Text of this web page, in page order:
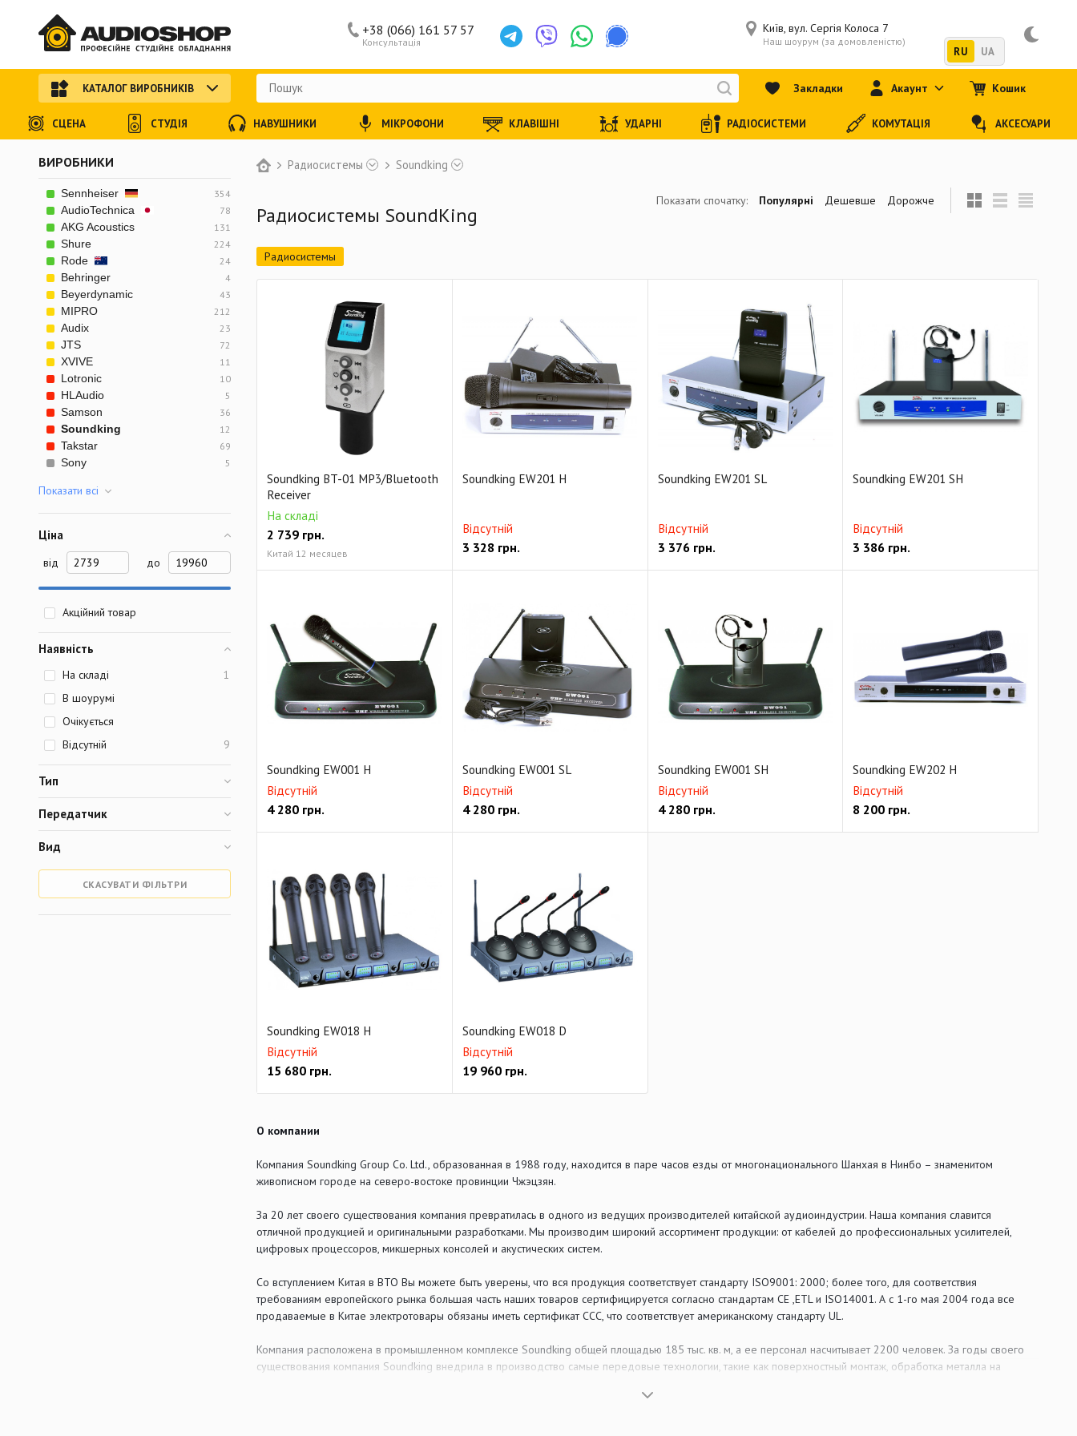
Радиосистемы Soundking
Радиосистемы SoundKing
Радиосистемы
Soundking BT-01 MP3/Bluetooth
Receiver
На складі
2 739 грн.
Китай 12 месяцев
Soundking EW201 H
Відсутній
3 328 грн.
Soundking EW201 SL
Відсутній
3 376грн.
Soundking EW201 SH
Відсутній
3 386 грн.
Soundking EW001 H
Відсутній
4 280 грн.
Soundking EW001 SL
Відсутній
4 280грн.
Soundking EW001 SH
Відсутній
4 280грн.
Soundking EW202 H
Відсутній
8 200 грн.
Soundking EW018 H
Відсутній
15 680 грн.
Soundking EW018 D
Відсутній
19 960грн.
Показати спочатку: Популярні Дешевше Дорожче
О компании
Компания Soundking Group Co. Ltd., образованная в 1988 году, находится в паре часов езды от многонационального Шанхая в Нинбо – знаменитом
живописном городе на северо-востоке провинции Чжэцзян.
За 20 лет своего существования компания превратилась в одного из ведущих производителей китайской аудиоиндустрии. Наша компания славится
отличной продукцией и оригинальными разработками. Мы производим широкий ассортимент продукции: от кабелей до профессиональных усилителей,
цифровых процессоров, микшерных консолей и акустических систем.
Со вступлением Китая в ВТО Вы можете быть уверены, что вся продукция соответствует стандарту ISO9001: 2000; более того, для соответствия
требованиям европейского рынка большая часть наших товаров сертифицируется согласно стандартам CE ,ETL и ISO14001. А с 1-го мая 2004 года все
продаваемые в Китае электротовары обязаны иметь сертификат ССС, что соответствует американскому стандарту UL.
Компания расположена в промышленном комплексе Soundking общей площадью 185 тыс. кв. м, а ее персонал насчитывает 2200 человек. За годы своего
существования компания Soundking внедрила в производство самые передовые технологии, такие как поверхностный монтаж, обработка металла на
ВИРОБНИКИ
Sennheiser 354
AudioTechnica 78
AKG Acoustics 131
Shure 224
Rode 24
Behringer 4
Beyerdynamic 43
MIPRO 212
Audix 23
JTS 72
XVIVE 11
Lotronic 10
HLAudio 5
Samson 36
Soundking 12
Takstar 69
Sony 5
Показати всi
Ціна
від до
Акційний товар
Наявність
На складі 1
В шоурумі
Очікується
Відсутній
9
Тип
Передатчик
Вид
СКАСУВАТИ ФІЛЬТРИ
Консультація
+38 (066) 161 57 57 Київ, вул. Сергія Колоса 7
Наш шоурум (за домовленістю)
RU UA
КАТАЛОГ ВИРОБНИКІВ Закладки Акаунт Кошик
СЦЕНА СТУДІЯ НАВУШНИКИ МІКРОФОНИ КЛАВІШНІ УДАРНІ РАДІОСИСТЕМИ КОМУТАЦІЯ АКСЕСУАРИ